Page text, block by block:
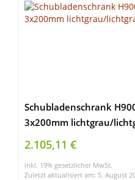
Schubladenschrank
3x200mm lichtgrau/
2.105,11 €
inkl. 19% gesetzlicher MwSt.
Zuletzt aktualisiert am: 5. August